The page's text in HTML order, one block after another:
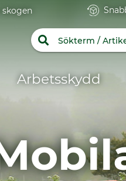
skogen
Arbetsskydd